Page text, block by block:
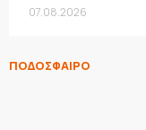
07.08.2026
ΠΟΔΟΣΦΑΙΡΟ